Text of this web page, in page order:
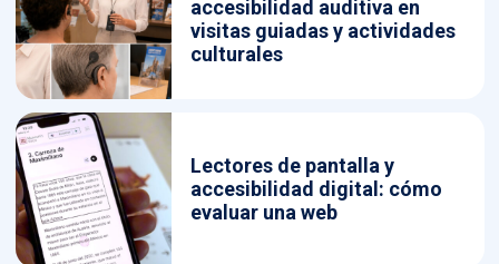
accesibilidad auditiva en
visitas guiadas y actividades
culturales
Lectores de pantalla y
accesibilidad digital: cómo
evaluar una web